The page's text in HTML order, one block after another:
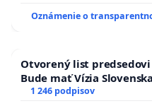
Oznámenie o
Otvorený list
Bude mať Vízia
1 246 podpisov